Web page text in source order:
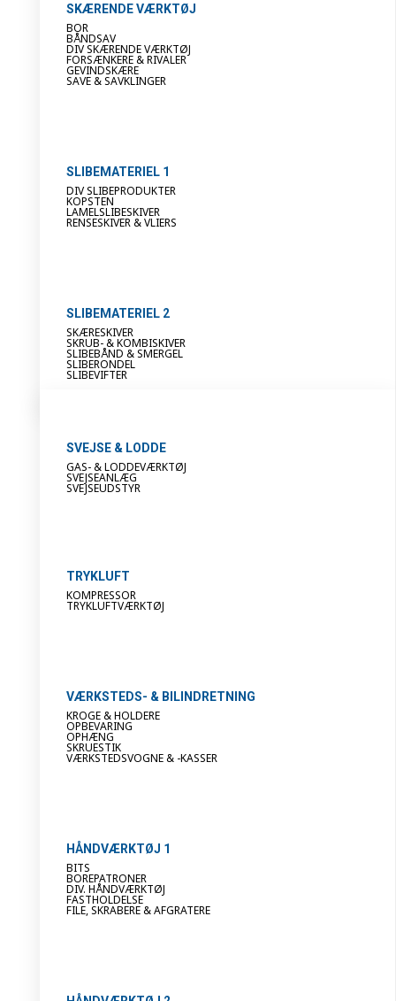
SKÆRENDE VÆRKTØJ
BOR
BÅNDSAV
DIV SKÆRENDE VÆRKTØJ
FORSÆNKERE & RIVALER
GEVINDSKÆRE
SAVE & SAVKLINGER
SLIBEMATERIEL 1
DIV SLIBEPRODUKTER
KOPSTEN
LAMELSLIBESKIVER
RENSESKIVER & VLIERS
SLIBEMATERIEL 2
SKÆRESKIVER
SKRUB- & KOMBISKIVER
SLIBEBÅND & SMERGEL
SLIBERONDEL
SLIBEVIFTER
SVEJSE & LODDE
GAS- & LODDEVÆRKTØJ
SVEJSEANLÆG
SVEJSEUDSTYR
TRYKLUFT
KOMPRESSOR
TRYKLUFTVÆRKTØJ
VÆRKSTEDS- & BILINDRETNING
KROGE & HOLDERE
OPBEVARING
OPHÆNG
SKRUESTIK
VÆRKSTEDSVOGNE & -KASSER
HÅNDVÆRKTØJ 1
BITS
BOREPATRONER
DIV. HÅNDVÆRKTØJ
FASTHOLDELSE
FILE, SKRABERE & AFGRATERE